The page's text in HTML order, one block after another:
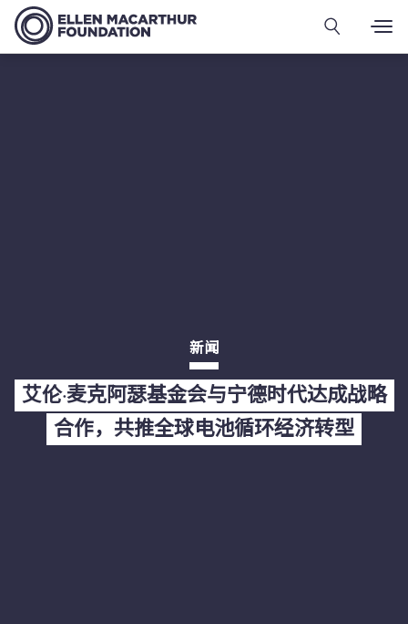
新闻
艾伦·麦克阿瑟基金会与宁德时代达成战略
合作，共推全球电池循环经济转型